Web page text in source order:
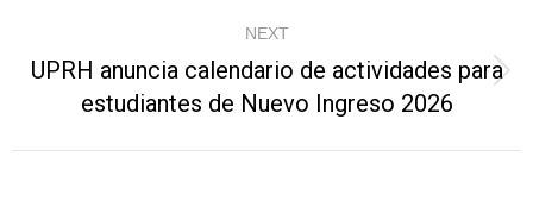
NEXT
post:
UPRH anuncia calendario de actividades para
estudiantes de Nuevo Ingreso 2026